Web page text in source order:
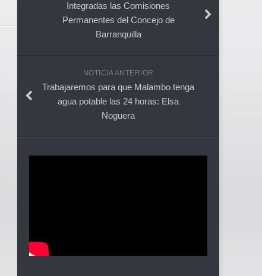
Integradas las Comisiones
Permanentes del Concejo de
Barranquilla
NOTICIA ANTERIOR
Trabajaremos para que Malambo tenga
agua potable las 24 horas: Elsa
Noguera